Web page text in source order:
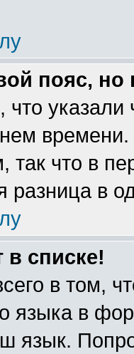
пояс,
указали
что в
разница в
в списке!
в том,
языка в
язык.